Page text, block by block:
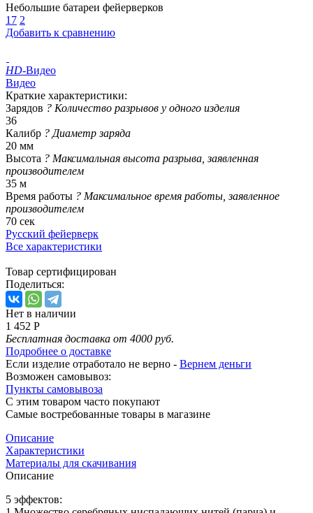
Небольшие батареи фейерверков
17 2
Добавить к сравнению
HD-Видео
Видео
Краткие характеристики:
Зарядов ? Количество разрывов у одного изделия
36
Калибр ? Диаметр заряда
20 мм
Высота ? Максимальная высота разрыва, заявленная
производителем
35 м
Время работы ? Максимальное время работы, заявленное
производителем
70 сек
Русский фейерверк
Все характеристики
Товар сертифицирован
Поделиться:
Нет в наличии
1 452 Р
Бесплатная доставка от 4000 руб.
Подробнее о доставке
Если изделие отработало не верно - Вернем деньги
Возможен самовывоз:
Пункты самовывоза
С этим товаром часто покупают
Самые востребованные товары в магазине
Описание
Характеристики
Материалы для скачивания
Описание
5 эффектов: